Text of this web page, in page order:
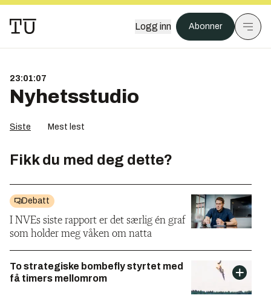
Logg inn Abonner
23:01:07
Nyhetsstudio
Siste Mest lest
Fikk du med deg dette?
Debatt
I NVEs siste rapport er det særlig én graf
som holder meg våken om natta
To strategiske bombefly styrtet med
få timers mellomrom